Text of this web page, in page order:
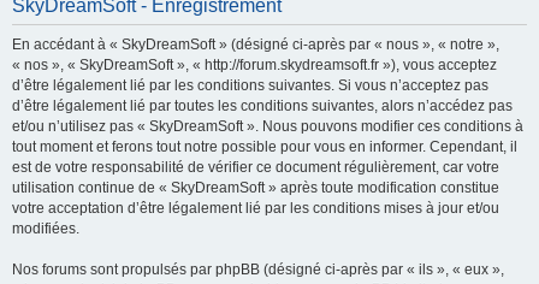
SkyDreamSoft - Enregistrement
En accédant à « SkyDreamSoft » (désigné ci-après par « nous », « notre »,
« nos », « SkyDreamSoft », « http://forum.skydreamsoft.fr »), vous acceptez
d’être légalement lié par les conditions suivantes. Si vous n’acceptez pas
d’être légalement lié par toutes les conditions suivantes, alors n’accédez pas
et/ou n’utilisez pas « SkyDreamSoft ». Nous pouvons modifier ces conditions à
tout moment et ferons tout notre possible pour vous en informer. Cependant, il
est de votre responsabilité de vérifier ce document régulièrement, car votre
utilisation continue de « SkyDreamSoft » après toute modification constitue
votre acceptation d’être légalement lié par les conditions mises à jour et/ou
modifiées.
Nos forums sont propulsés par phpBB (désigné ci-après par « ils », « eux »,